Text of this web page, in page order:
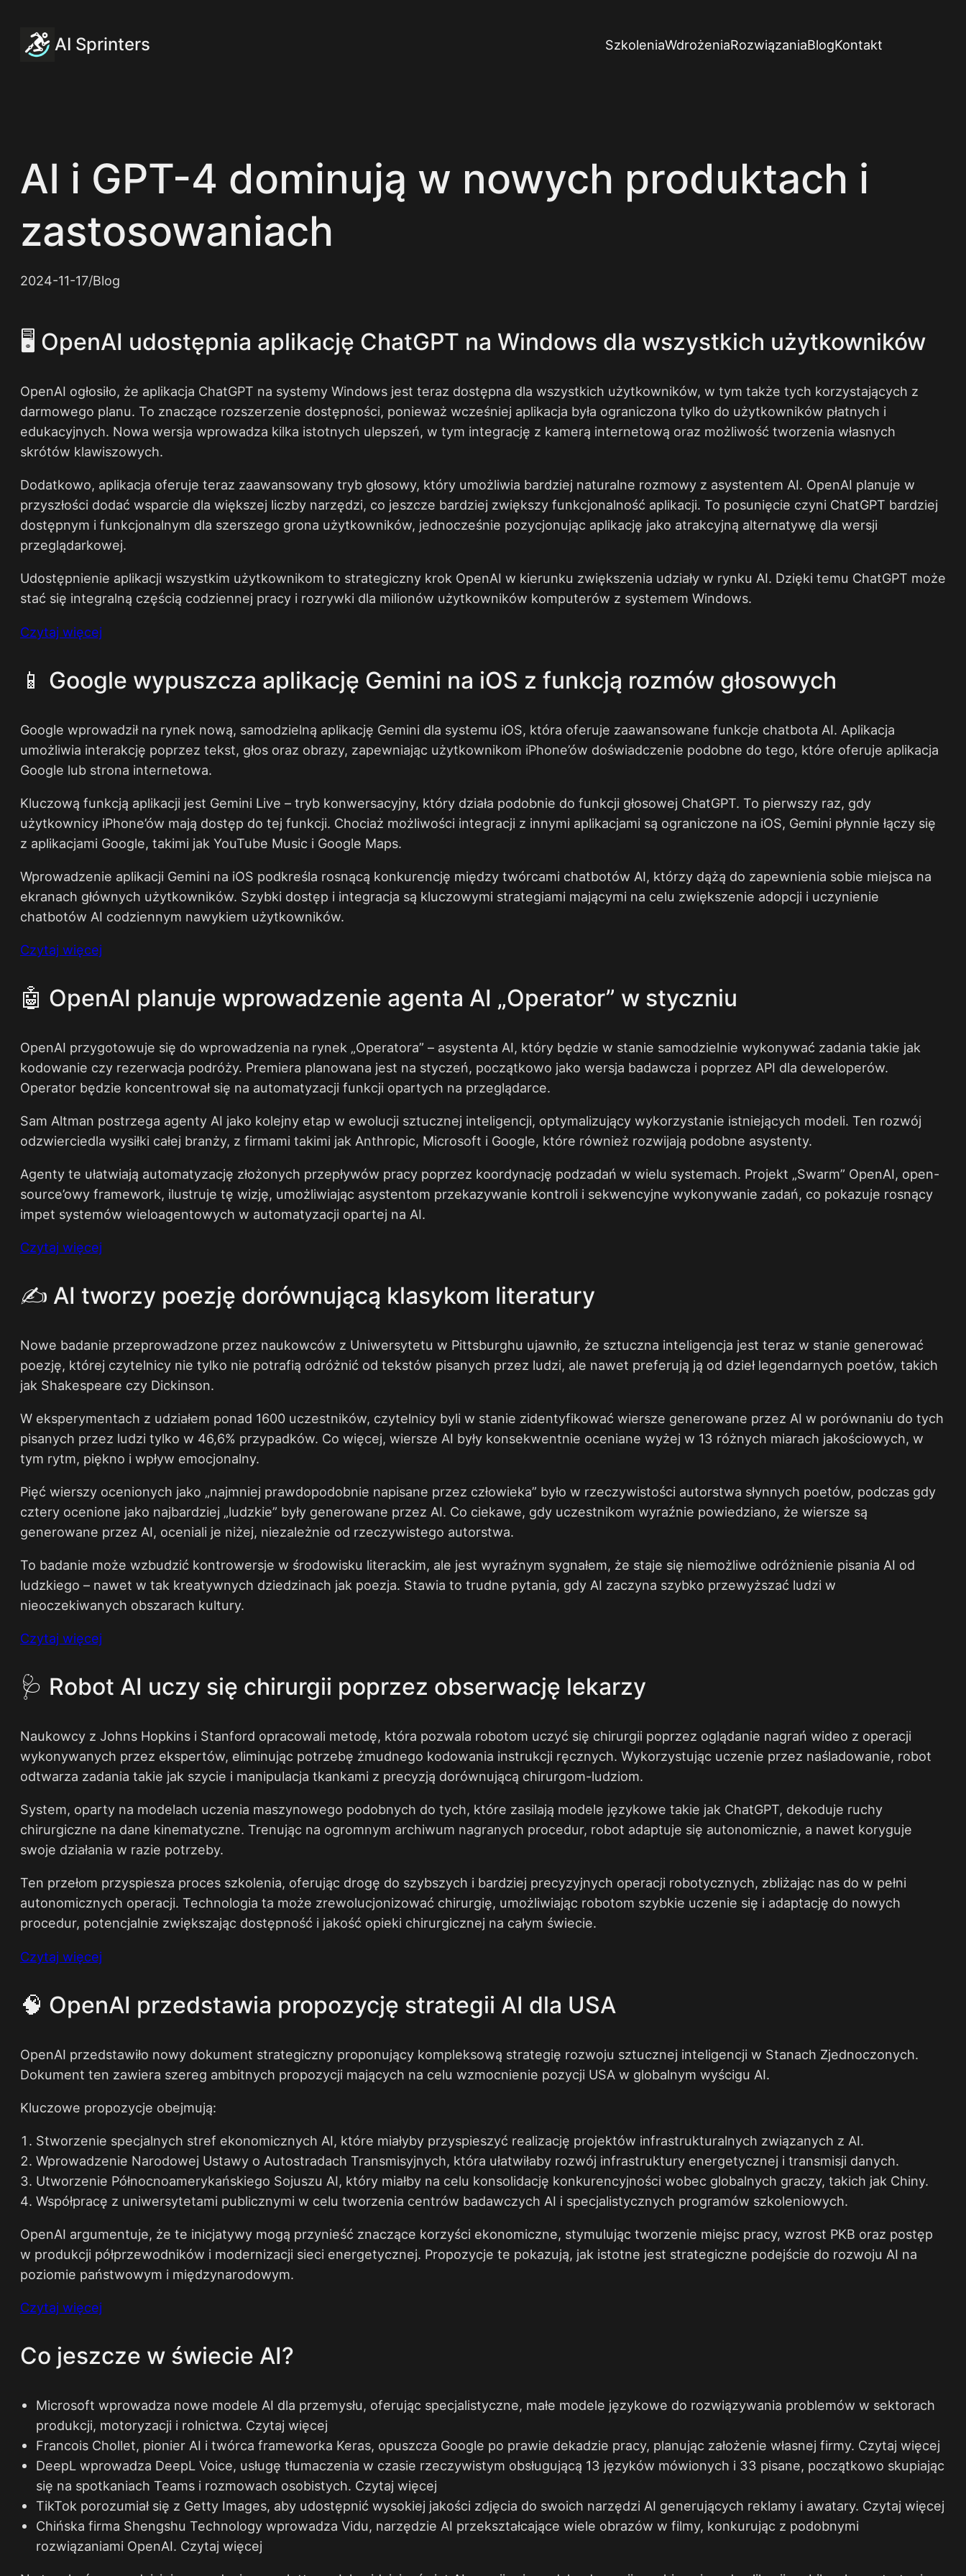
treści
AI Sprinters SzkoleniaWdrożeniaRozwiązaniaBlogKontakt
AI i GPT-4 dominują w nowych produktach i
zastosowaniach
2024-11-17/Blog
🖥️ OpenAI udostępnia aplikację ChatGPT na Windows dla wszystkich użytkowników
OpenAI ogłosiło, że aplikacja ChatGPT na systemy Windows jest teraz dostępna dla wszystkich użytkowników, w tym także tych korzystających z
darmowego planu. To znaczące rozszerzenie dostępności, ponieważ wcześniej aplikacja była ograniczona tylko do użytkowników płatnych i
edukacyjnych. Nowa wersja wprowadza kilka istotnych ulepszeń, w tym integrację z kamerą internetową oraz możliwość tworzenia własnych
skrótów klawiszowych.
Dodatkowo, aplikacja oferuje teraz zaawansowany tryb głosowy, który umożliwia bardziej naturalne rozmowy z asystentem AI. OpenAI planuje w
przyszłości dodać wsparcie dla większej liczby narzędzi, co jeszcze bardziej zwiększy funkcjonalność aplikacji. To posunięcie czyni ChatGPT bardziej
dostępnym i funkcjonalnym dla szerszego grona użytkowników, jednocześnie pozycjonując aplikację jako atrakcyjną alternatywę dla wersji
przeglądarkowej.
Udostępnienie aplikacji wszystkim użytkownikom to strategiczny krok OpenAI w kierunku zwiększenia udziały w rynku AI. Dzięki temu ChatGPT może
stać się integralną częścią codziennej pracy i rozrywki dla milionów użytkowników komputerów z systemem Windows.
Czytaj więcej
📱 Google wypuszcza aplikację Gemini na iOS z funkcją rozmów głosowych
Google wprowadził na rynek nową, samodzielną aplikację Gemini dla systemu iOS, która oferuje zaawansowane funkcje chatbota AI. Aplikacja
umożliwia interakcję poprzez tekst, głos oraz obrazy, zapewniając użytkownikom iPhone’ów doświadczenie podobne do tego, które oferuje aplikacja
Google lub strona internetowa.
Kluczową funkcją aplikacji jest Gemini Live – tryb konwersacyjny, który działa podobnie do funkcji głosowej ChatGPT. To pierwszy raz, gdy
użytkownicy iPhone’ów mają dostęp do tej funkcji. Chociaż możliwości integracji z innymi aplikacjami są ograniczone na iOS, Gemini płynnie łączy się
z aplikacjami Google, takimi jak YouTube Music i Google Maps.
Wprowadzenie aplikacji Gemini na iOS podkreśla rosnącą konkurencję między twórcami chatbotów AI, którzy dążą do zapewnienia sobie miejsca na
ekranach głównych użytkowników. Szybki dostęp i integracja są kluczowymi strategiami mającymi na celu zwiększenie adopcji i uczynienie
chatbotów AI codziennym nawykiem użytkowników.
Czytaj więcej
🤖 OpenAI planuje wprowadzenie agenta AI „Operator” w styczniu
OpenAI przygotowuje się do wprowadzenia na rynek „Operatora” – asystenta AI, który będzie w stanie samodzielnie wykonywać zadania takie jak
kodowanie czy rezerwacja podróży. Premiera planowana jest na styczeń, początkowo jako wersja badawcza i poprzez API dla deweloperów.
Operator będzie koncentrował się na automatyzacji funkcji opartych na przeglądarce.
Sam Altman postrzega agenty AI jako kolejny etap w ewolucji sztucznej inteligencji, optymalizujący wykorzystanie istniejących modeli. Ten rozwój
odzwierciedla wysiłki całej branży, z firmami takimi jak Anthropic, Microsoft i Google, które również rozwijają podobne asystenty.
Agenty te ułatwiają automatyzację złożonych przepływów pracy poprzez koordynację podzadań w wielu systemach. Projekt „Swarm” OpenAI, open-
source’owy framework, ilustruje tę wizję, umożliwiając asystentom przekazywanie kontroli i sekwencyjne wykonywanie zadań, co pokazuje rosnący
impet systemów wieloagentowych w automatyzacji opartej na AI.
Czytaj więcej
✍️ AI tworzy poezję dorównującą klasykom literatury
Nowe badanie przeprowadzone przez naukowców z Uniwersytetu w Pittsburghu ujawniło, że sztuczna inteligencja jest teraz w stanie generować
poezję, której czytelnicy nie tylko nie potrafią odróżnić od tekstów pisanych przez ludzi, ale nawet preferują ją od dzieł legendarnych poetów, takich
jak Shakespeare czy Dickinson.
W eksperymentach z udziałem ponad 1600 uczestników, czytelnicy byli w stanie zidentyfikować wiersze generowane przez AI w porównaniu do tych
pisanych przez ludzi tylko w 46,6% przypadków. Co więcej, wiersze AI były konsekwentnie oceniane wyżej w 13 różnych miarach jakościowych, w
tym rytm, piękno i wpływ emocjonalny.
Pięć wierszy ocenionych jako „najmniej prawdopodobnie napisane przez człowieka” było w rzeczywistości autorstwa słynnych poetów, podczas gdy
cztery ocenione jako najbardziej „ludzkie” były generowane przez AI. Co ciekawe, gdy uczestnikom wyraźnie powiedziano, że wiersze są
generowane przez AI, oceniali je niżej, niezależnie od rzeczywistego autorstwa.
To badanie może wzbudzić kontrowersje w środowisku literackim, ale jest wyraźnym sygnałem, że staje się niemożliwe odróżnienie pisania AI od
ludzkiego – nawet w tak kreatywnych dziedzinach jak poezja. Stawia to trudne pytania, gdy AI zaczyna szybko przewyższać ludzi w
nieoczekiwanych obszarach kultury.
Czytaj więcej
🩺 Robot AI uczy się chirurgii poprzez obserwację lekarzy
Naukowcy z Johns Hopkins i Stanford opracowali metodę, która pozwala robotom uczyć się chirurgii poprzez oglądanie nagrań wideo z operacji
wykonywanych przez ekspertów, eliminując potrzebę żmudnego kodowania instrukcji ręcznych. Wykorzystując uczenie przez naśladowanie, robot
odtwarza zadania takie jak szycie i manipulacja tkankami z precyzją dorównującą chirurgom-ludziom.
System, oparty na modelach uczenia maszynowego podobnych do tych, które zasilają modele językowe takie jak ChatGPT, dekoduje ruchy
chirurgiczne na dane kinematyczne. Trenując na ogromnym archiwum nagranych procedur, robot adaptuje się autonomicznie, a nawet koryguje
swoje działania w razie potrzeby.
Ten przełom przyspiesza proces szkolenia, oferując drogę do szybszych i bardziej precyzyjnych operacji robotycznych, zbliżając nas do w pełni
autonomicznych operacji. Technologia ta może zrewolucjonizować chirurgię, umożliwiając robotom szybkie uczenie się i adaptację do nowych
procedur, potencjalnie zwiększając dostępność i jakość opieki chirurgicznej na całym świecie.
Czytaj więcej
🧠 OpenAI przedstawia propozycję strategii AI dla USA
OpenAI przedstawiło nowy dokument strategiczny proponujący kompleksową strategię rozwoju sztucznej inteligencji w Stanach Zjednoczonych.
Dokument ten zawiera szereg ambitnych propozycji mających na celu wzmocnienie pozycji USA w globalnym wyścigu AI.
Kluczowe propozycje obejmują:
Stworzenie specjalnych stref ekonomicznych AI, które miałyby przyspieszyć realizację projektów infrastrukturalnych związanych z AI.
Wprowadzenie Narodowej Ustawy o Autostradach Transmisyjnych, która ułatwiłaby rozwój infrastruktury energetycznej i transmisji danych.
Utworzenie Północnoamerykańskiego Sojuszu AI, który miałby na celu konsolidację konkurencyjności wobec globalnych graczy, takich jak Chiny.
Współpracę z uniwersytetami publicznymi w celu tworzenia centrów badawczych AI i specjalistycznych programów szkoleniowych.
OpenAI argumentuje, że te inicjatywy mogą przynieść znaczące korzyści ekonomiczne, stymulując tworzenie miejsc pracy, wzrost PKB oraz postęp
w produkcji półprzewodników i modernizacji sieci energetycznej. Propozycje te pokazują, jak istotne jest strategiczne podejście do rozwoju AI na
poziomie państwowym i międzynarodowym.
Czytaj więcej
Co jeszcze w świecie AI?
Microsoft wprowadza nowe modele AI dla przemysłu, oferując specjalistyczne, małe modele językowe do rozwiązywania problemów w sektorach
produkcji, motoryzacji i rolnictwa. Czytaj więcej
Francois Chollet, pionier AI i twórca frameworka Keras, opuszcza Google po prawie dekadzie pracy, planując założenie własnej firmy. Czytaj więcej
DeepL wprowadza DeepL Voice, usługę tłumaczenia w czasie rzeczywistym obsługującą 13 języków mówionych i 33 pisane, początkowo skupiając
się na spotkaniach Teams i rozmowach osobistych. Czytaj więcej
TikTok porozumiał się z Getty Images, aby udostępnić wysokiej jakości zdjęcia do swoich narzędzi AI generujących reklamy i awatary. Czytaj więcej
Chińska firma Shengshu Technology wprowadza Vidu, narzędzie AI przekształcające wiele obrazów w filmy, konkurując z podobnymi
rozwiązaniami OpenAI. Czytaj więcej